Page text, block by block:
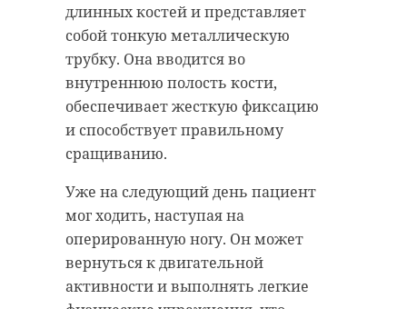
длинных костей и представляет
собой тонкую металлическую
трубку. Она вводится во
внутреннюю полость кости,
обеспечивает жесткую фиксацию
и способствует правильному
сращиванию.
Уже на следующий день пациент
мог ходить, наступая на
оперированную ногу. Он может
вернуться к двигательной
активности и выполнять легкие
Поделиться статьей:
РЕКОМЕНДУЕМ
В Ленобласти
стартовал
Школьники